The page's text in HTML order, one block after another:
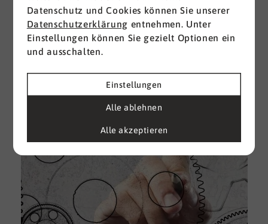
Datenschutz und Cookies können Sie unserer
Datenschutzerklärung entnehmen. Unter
Einstellungen können Sie gezielt Optionen ein
und ausschalten.
Einstellungen
Alle ablehnen
Alle akzeptieren